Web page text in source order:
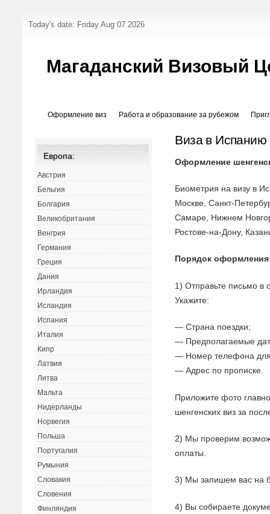
Today's date: Friday Aug 07 2026
Магаданский Визовый
Оформление виз Работа и образование за рубежом
Виза в Испанию
Оформление
Биометрия на визу в
Москве, Санкт-
Самаре, Нижнем
Ростове-на-Дону,
Порядок
1) Отправьте письмо
Укажите:
— Страна поездки;
— Предполагаемые
— Номер телефона для
— Адрес по прописке.
Приложите фото
шенгенских виз за
2) Мы проверим
оплаты.
3) Мы запишем вас на
4) Вы собираете
Европа:
Австрия
Бельгия
Болгария
Великобритания
Венгрия
Германия
Греция
Дания
Ирландия
Исландия
Испания
Италия
Кипр
Латвия
Литва
Мальта
Нидерланды
Норвегия
Польша
Португалия
Румыния
Словакия
Словения
Финляндия